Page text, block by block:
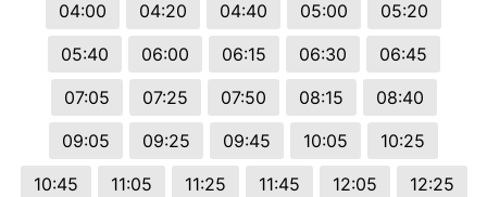
04:00 04:20 04:40 05:00
05:20
05:40
06:00 06:15 06:30
06:45
07:05
07:25 07:50 08:15
08:40
09:05
09:25 09:45 10:05
10:25
10:45
11:05 11:25 11:45 12:05
12:25